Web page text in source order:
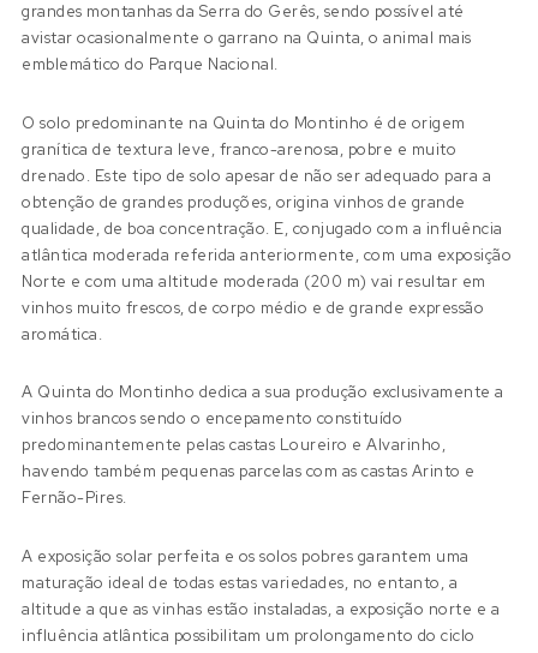
grandes montanhas da Serra do Gerês, sendo possível até
avistar ocasionalmente o garrano na Quinta, o animal mais
emblemático do Parque Nacional.
O solo predominante na Quinta do Montinho é de origem
granítica de textura leve, franco-arenosa, pobre e muito
drenado. Este tipo de solo apesar de não ser adequado para a
obtenção de grandes produções, origina vinhos de grande
qualidade, de boa concentração. E, conjugado com a influência
atlântica moderada referida anteriormente, com uma exposição
Norte e com uma altitude moderada (200 m) vai resultar em
vinhos muito frescos, de corpo médio e de grande expressão
aromática.
A Quinta do Montinho dedica a sua produção exclusivamente a
vinhos brancos sendo o encepamento constituído
predominantemente pelas castas Loureiro e Alvarinho,
havendo também pequenas parcelas com as castas Arinto e
Fernão-Pires.
A exposição solar perfeita e os solos pobres garantem uma
maturação ideal de todas estas variedades, no entanto, a
altitude a que as vinhas estão instaladas, a exposição norte e a
influência atlântica possibilitam um prolongamento do ciclo